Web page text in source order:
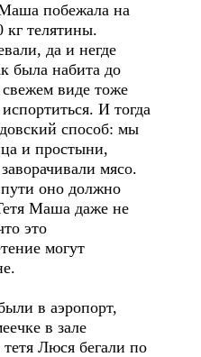
побежала на
телятины.
да и негде
была набита до
свежем виде тоже
И тогда
способ: мы
и простыни,
мясо.
оно должно
Маша даже не
это
могут
в аэропорт,
в зале
Люся бегали по